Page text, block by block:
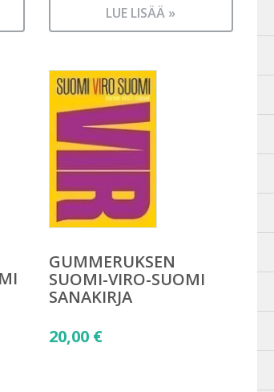
LUE LISÄÄ »
GUMMERUKSEN
SUOMI-VIRO-SUOMI
SANAKIRJA
20,00 €